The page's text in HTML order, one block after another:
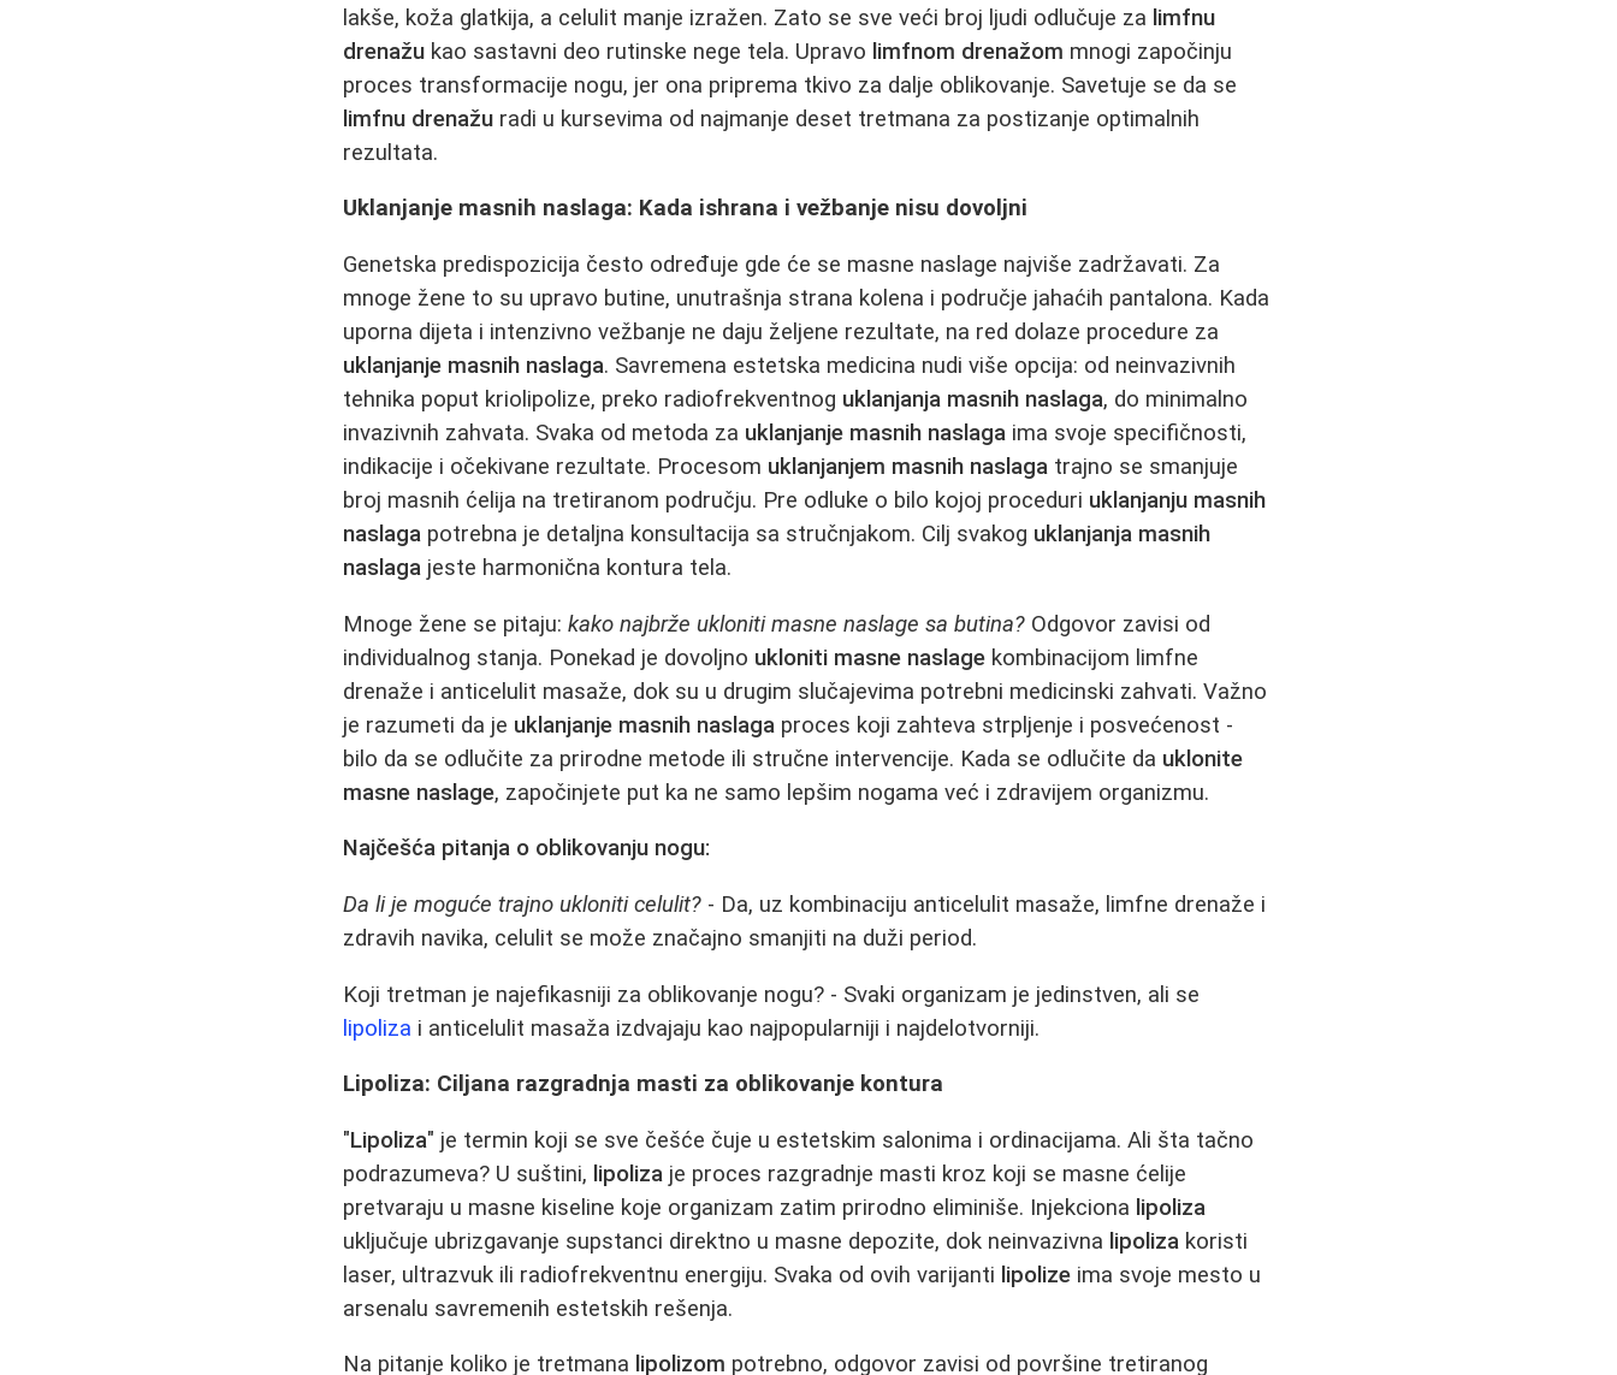
lakše, koža glatkija, a celulit manje izražen. Zato se sve veći broj ljudi odlučuje za limfnu
drenažu kao sastavni deo rutinske nege tela. Upravo limfnom drenažom mnogi započinju
proces transformacije nogu, jer ona priprema tkivo za dalje oblikovanje. Savetuje se da se
limfnu drenažu radi u kursevima od najmanje deset tretmana za postizanje optimalnih
rezultata.
Uklanjanje masnih naslaga: Kada ishrana i vežbanje nisu dovoljni
Genetska predispozicija često određuje gde će se masne naslage najviše zadržavati. Za
mnoge žene to su upravo butine, unutrašnja strana kolena i područje jahaćih pantalona. Kada
uporna dijeta i intenzivno vežbanje ne daju željene rezultate, na red dolaze procedure za
uklanjanje masnih naslaga. Savremena estetska medicina nudi više opcija: od neinvazivnih
tehnika poput kriolipolize, preko radiofrekventnog uklanjanja masnih naslaga, do minimalno
invazivnih zahvata. Svaka od metoda za uklanjanje masnih naslaga ima svoje specifičnosti,
indikacije i očekivane rezultate. Procesom uklanjanjem masnih naslaga trajno se smanjuje
broj masnih ćelija na tretiranom području. Pre odluke o bilo kojoj proceduri uklanjanju masnih
naslaga potrebna je detaljna konsultacija sa stručnjakom. Cilj svakog uklanjanja masnih
naslaga jeste harmonična kontura tela.
Mnoge žene se pitaju:kako najbrže ukloniti masne naslage sa butina? Odgovor zavisi od
individualnog stanja. Ponekad je dovoljno ukloniti masne naslage kombinacijom limfne
drenaže i anticelulit masaže, dok su u drugim slučajevima potrebni medicinski zahvati. Važno
je razumeti da je uklanjanje masnih naslaga proces koji zahteva strpljenje i posvećenost -
bilo da se odlučite za prirodne metode ili stručne intervencije. Kada se odlučite da uklonite
masne naslage, započinjete put ka ne samo lepšim nogama već i zdravijem organizmu.
Najčešća pitanja o oblikovanju nogu:
Da li je moguće trajno ukloniti celulit? - Da, uz kombinaciju anticelulit masaže, limfne drenaže i
zdravih navika, celulit se može značajno smanjiti na duži period.
Koji tretman je najefikasniji za oblikovanje nogu? - Svaki organizam je jedinstven, ali se
lipoliza i anticelulit masaža izdvajaju kao najpopularniji i najdelotvorniji.
Lipoliza: Ciljana razgradnja masti za oblikovanje kontura
"Lipoliza" je termin koji se sve češće čuje u estetskim salonima i ordinacijama. Ali šta tačno
podrazumeva? U suštini, lipoliza je proces razgradnje masti kroz koji se masne ćelije
pretvaraju u masne kiseline koje organizam zatim prirodno eliminiše. Injekciona lipoliza
uključuje ubrizgavanje supstanci direktno u masne depozite, dok neinvazivna lipoliza koristi
laser, ultrazvuk ili radiofrekventnu energiju. Svaka od ovih varijanti lipolize ima svoje mesto u
arsenalu savremenih estetskih rešenja.
Na pitanje koliko je tretmana lipolizom potrebno, odgovor zavisi od površine tretiranog